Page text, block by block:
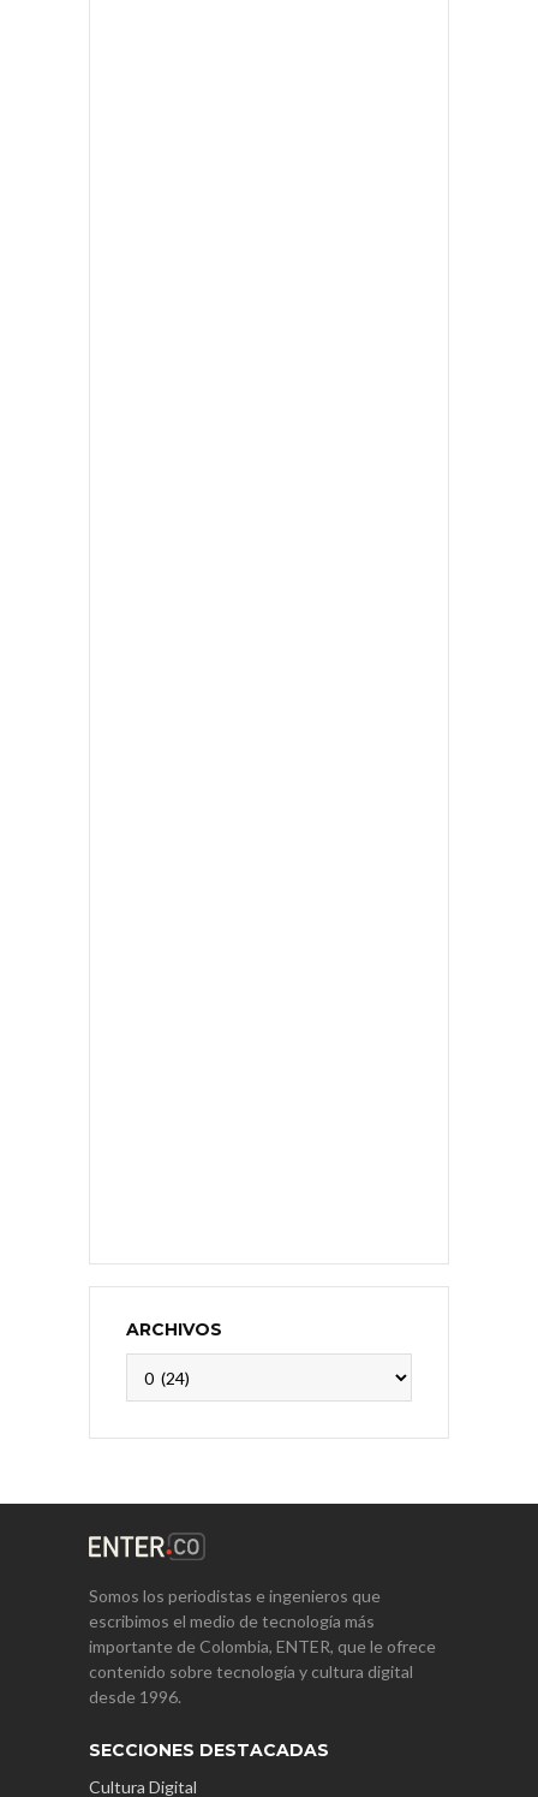
ARCHIVOS
Somos los periodistas e ingenieros que
escribimos el medio de tecnología más
importante de Colombia, ENTER, que le ofrece
contenido sobre tecnología y cultura digital
desde 1996.
SECCIONES DESTACADAS
Cultura Digital